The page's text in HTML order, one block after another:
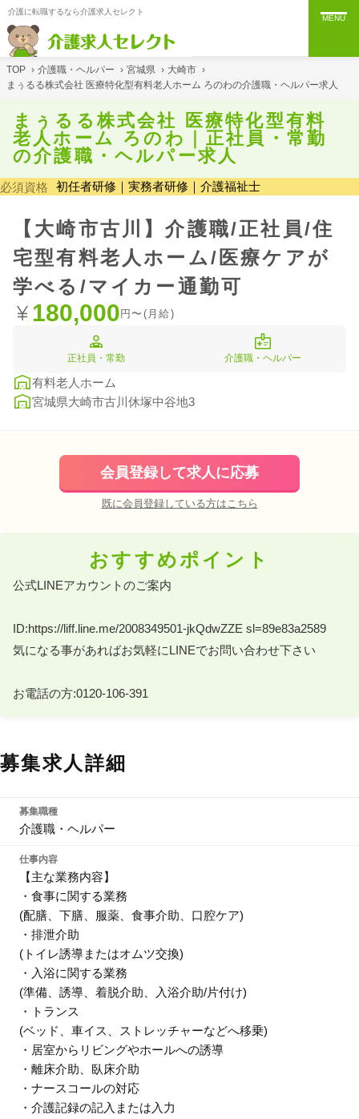
介護に転職するなら介護求人セレクト
MENU
TOP › 介護職・ヘルパー › 宮城県 › 大崎市 ›
まぅるる株式会社 医療特化型有料老人ホーム ろのわの介護職・ヘルパー求人
まぅるる株式会社 医療特化型有料
老人ホーム ろのわ｜正社員・常勤
の介護職・ヘルパー求人
必須資格 初任者研修｜実務者研修｜介護福祉士
【大崎市古川】介護職/正社員/住
宅型有料老人ホーム/医療ケアが
学べる/マイカー通勤可
180,000円〜(月給)
正社員・常勤 介護職・ヘルパー
有料老人ホーム
宮城県大崎市古川休塚中谷地3
会員登録して求人に応募
既に会員登録している方はこちら
おすすめポイント
公式LINEアカウントのご案内
ID:https://liff.line.me/2008349501-jkQdwZZE sl=89e83a2589
気になる事があればお気軽にLINEでお問い合わせ下さい
お電話の方:0120-106-391
募集求人詳細
募集職種
介護職・ヘルパー
仕事内容
【主な業務内容】
・食事に関する業務
(配膳、下膳、服薬、食事介助、口腔ケア)
・排泄介助
(トイレ誘導またはオムツ交換)
・入浴に関する業務
(準備、誘導、着脱介助、入浴介助/片付け)
・トランス
(ベッド、車イス、ストレッチャーなどへ移乗)
・居室からリビングやホールへの誘導
・離床介助、臥床介助
・ナースコールの対応
・介護記録の記入または入力